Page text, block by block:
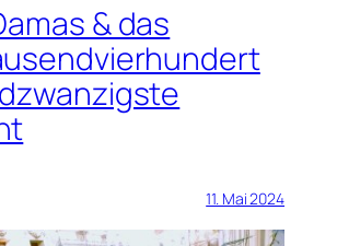
& das
11. Mai 2024